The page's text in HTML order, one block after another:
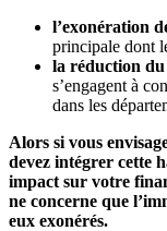
l’exonération
principale dont
la réduction
s’engagent à
dans les
Alors si vous
devez intégrer cette
impact sur votre
ne concerne que
eux exonérés.